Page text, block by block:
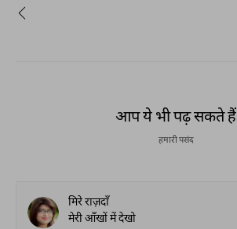
आप ये भी पढ़ सकते हैं
हमारी पसंद
मिरे राज़दाँ
मेरी आँखों में देखो